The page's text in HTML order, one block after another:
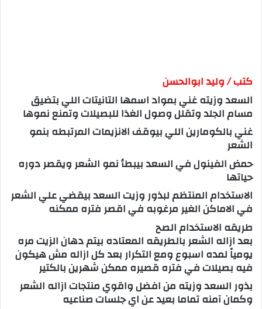
كتب / وليد ابوالحسن
السعد وزيته غني بمواد اسمها التانيتات اللي بتضيق
مسام الجلد وتقلل وصول الغذا للبصيلات وتمنع نموها
غني بالكومارين اللي بيوقف الانزيمات المرتبطه بنمو
الشعر
حمض الفينول في السعد بيبطأ نمو الشعر ويقصر دوره
حياتها
الاستخدام المنتظم لبذور وزيت السعد بيقضي علي الشعر
في الاماكن الغير مرغوبه في اقصر فتره ممكنه
طريقه الاستخدام الصح
بعد ازاله الشعر بالطريقه المعتاده بيتم دهان الزيت مره
يومياً لمده اسبوع ومع التكرار بعد كل ازاله مش هيكون
فيه بصيلات في فتره قصيره ممكن شهرين بالكتير
بذور السعد وزيته من افضل واقوي منتجات ازاله الشعر
وكمان آمنه تماما بعيد عن اي جلسات صناعيه